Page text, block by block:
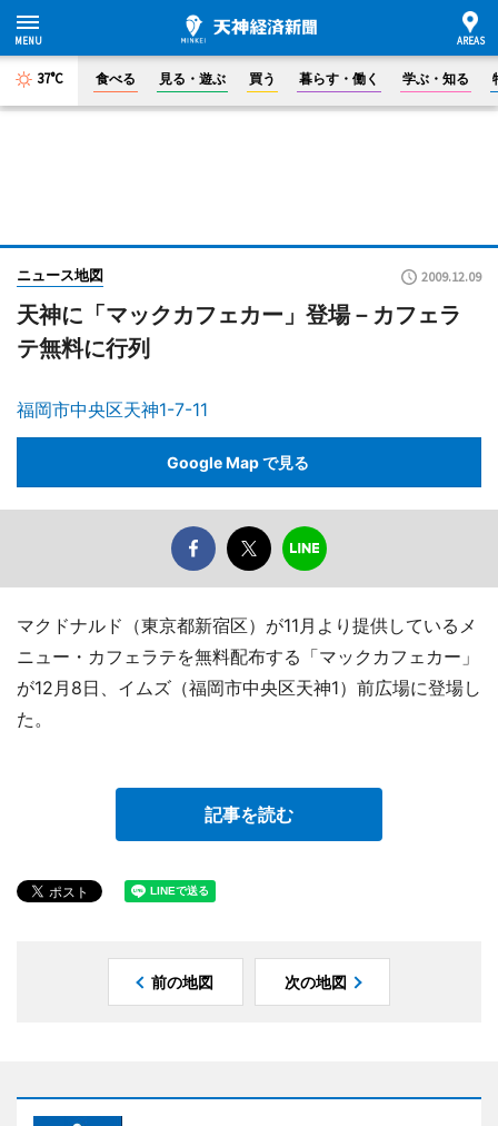
37°C 食べる 見る・遊ぶ 買う 暮らす・働く 学ぶ・知る
ニュース地図 2009.12.09
天神に「マックカフェカー」登場－カフェラ
テ無料に行列
福岡市中央区天神1-7-11
Google Map で見る
マクドナルド（東京都新宿区）が11月より提供しているメ
ニュー・カフェラテを無料配布する「マックカフェカー」
が12月8日、イムズ（福岡市中央区天神1）前広場に登場し
た。
記事を読む
前の地図 次の地図